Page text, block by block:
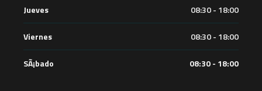
Jueves 08:30 - 18:00
Viernes 08:30 - 18:00
SÃ¡bado 08:30 - 18:00